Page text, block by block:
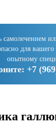
самолечением
для вашего
опытному
+7